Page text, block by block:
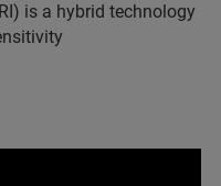
is a hybrid technology